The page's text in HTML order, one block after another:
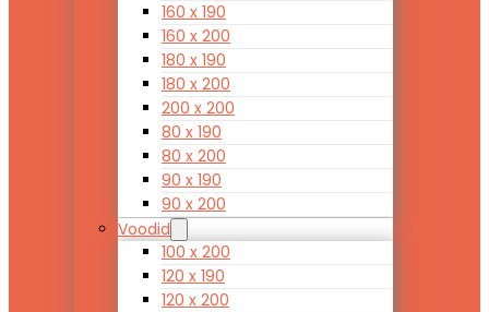
160 x 190
160 x 200
180 x 190
180 x 200
200 x 200
80 x 190
80 x 200
90 x 190
90 x 200
Voodid
100 x 200
120 x 190
120 x 200